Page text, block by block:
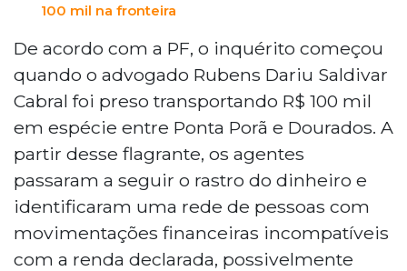
100 mil na fronteira
De acordo com a PF, o inquérito começou
quando o advogado Rubens Dariu Saldivar
Cabral foi preso transportando R$ 100 mil
em espécie entre Ponta Porã e Dourados. A
partir desse flagrante, os agentes
passaram a seguir o rastro do dinheiro e
identificaram uma rede de pessoas com
movimentações financeiras incompatíveis
com a renda declarada, possivelmente